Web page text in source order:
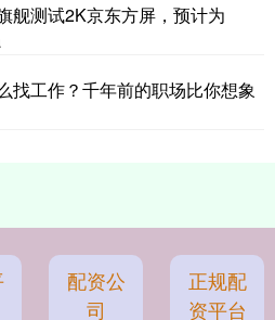
舰测试2K京东方屏，预计为
找工作？千年前的职场比你想象
配资公
司
正规配
资平台